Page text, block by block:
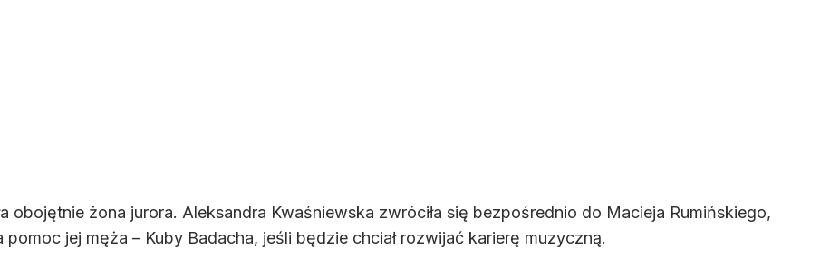
obojętnie żona jurora. Aleksandra Kwaśniewska zwróciła się bezpośrednio do Macieja Rumińskiego,
jej męża – Kuby Badacha, jeśli będzie chciał rozwijać karierę muzyczną.